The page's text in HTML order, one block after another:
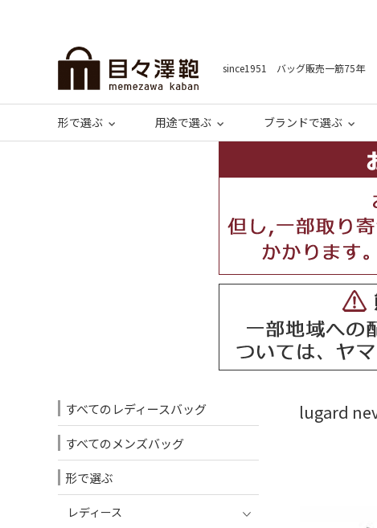
since1951 バッグ販売一筋75年
形で選ぶ 用途で選ぶ ブランドで選ぶ
すべてのレディースバッグ
すべてのメンズバッグ
形で選ぶ
レディース
lugard